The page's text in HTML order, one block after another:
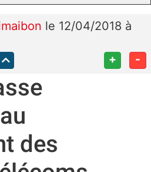
le 12/04/2018 à
+ -
des